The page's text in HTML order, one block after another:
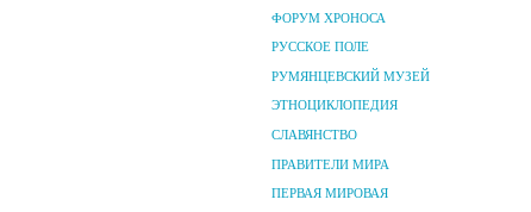
ФОРУМ ХРОНОСА
РУССКОЕ ПОЛЕ
РУМЯНЦЕВСКИЙ МУЗЕЙ
ЭТНОЦИКЛОПЕДИЯ
СЛАВЯНСТВО
ПРАВИТЕЛИ МИРА
ПЕРВАЯ МИРОВАЯ